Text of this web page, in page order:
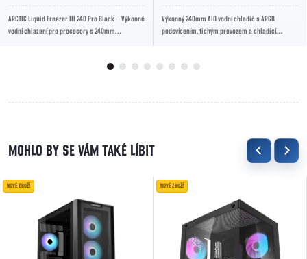
ARCTIC Liquid Freezer III 240 Pro Black – Výkonné
vodní chlazení pro procesory s 240mm
Výkonný 240mm AIO vodní chladič s ARGB
podsvícením, tichým provozem a chladicí
NOVÉ ZBOŽÍ NOVÉ ZBOŽÍ